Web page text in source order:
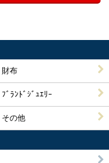
財布
ﾌﾞﾗﾝﾄﾞｼﾞｭｴﾘｰ
その他